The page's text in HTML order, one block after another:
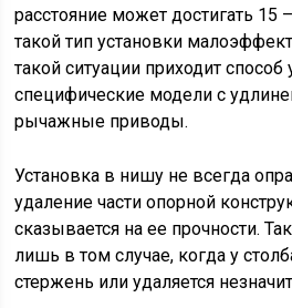
расстояние может достигать 15
такой тип установки
такой ситуации приходит
специфические модели с
рычажные приводы.
Установка в нишу не всегда
удаление части опорной
сказывается на ее прочности.
лишь в том случае, когда у
стержень или удаляется